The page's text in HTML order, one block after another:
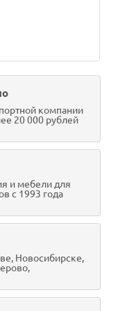
компании
20 000 рублей
и мебели для
с 1993 года
Новосибирске,